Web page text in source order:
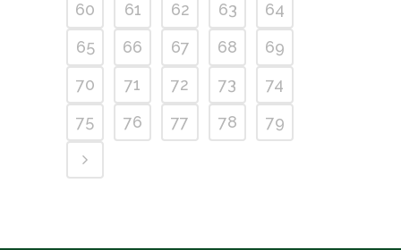
60
61 62 63
64
65
66 67 68
69
70
71 72 73
74
75
76 77 78 79